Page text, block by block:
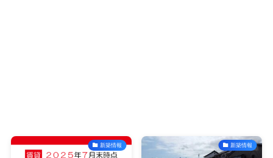
新築情報 新築情報